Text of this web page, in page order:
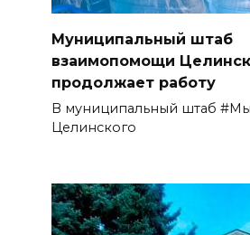
Муниципальный штаб
взаимопомощи
продолжает работу
В муниципальный штаб
Целинского